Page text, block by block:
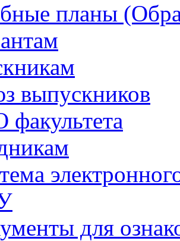
планы
выпускников
для